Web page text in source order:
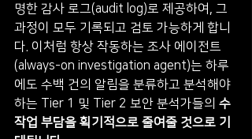
명한 감사 로그(audit log)로 제공하여, 그
과정이 모두 기록되고 검토 가능하게 합니
다. 이처럼 항상 작동하는 조사 에이전트
(always-on investigation agent)는 하루
에도 수백 건의 알림을 분류하고 분석해야
하는 Tier 1 및 Tier 2 보안 분석가들의 수
작업 부담을 획기적으로 줄여줄 것으로 기